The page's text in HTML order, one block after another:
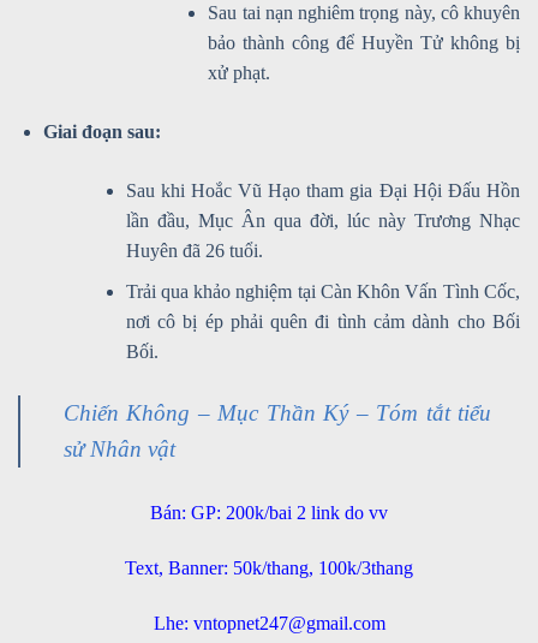
Sau tai nạn nghiêm trọng này, cô khuyên
bảo thành công để Huyền Tử không bị
xử phạt.
Giai đoạn sau:
Sau khi Hoắc Vũ Hạo tham gia Đại Hội Đấu Hồn
lần đầu, Mục Ân qua đời, lúc này Trương Nhạc
Huyên đã 26 tuổi.
Trải qua khảo nghiệm tại Càn Khôn Vấn Tình Cốc,
nơi cô bị ép phải quên đi tình cảm dành cho Bối
Bối.
Chiến Không – Mục Thần Ký – Tóm tắt tiểu
sử Nhân vật
Bán: GP: 200k/bai 2 link do vv
Text, Banner: 50k/thang, 100k/3thang
Lhe: vntopnet247@gmail.com